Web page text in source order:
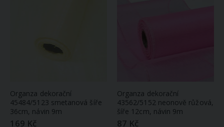
Organza dekorační
45484/5123 smetanová šíře
36cm, návin 9m
169 Kč
Organza dekorační
43562/5152 neonově růžová,
šíře 12cm, návin 9m
87 Kč